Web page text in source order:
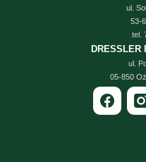
ul.
53-
tel.
DRESSLER
ul.
05-850